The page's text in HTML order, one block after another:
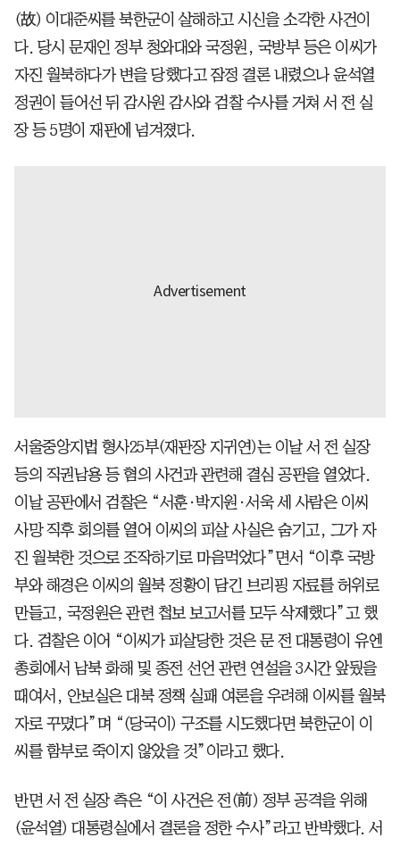
(故) 이대준씨를 북한군이 살해하고 시신을 소각한 사건이
다. 당시 문재인 정부 청와대와 국정원, 국방부 등은 이씨가
자진 월북하다가 변을 당했다고 잠정 결론 내렸으나 윤석열
정권이 들어선 뒤 감사원 감사와 검찰 수사를 거쳐 서 전 실
장 등 5명이 재판에 넘겨졌다.
서울중앙지법 형사25부(재판장 지귀연)는 이날 서 전 실장
등의 직권남용 등 혐의 사건과 관련해 결심 공판을 열었다.
이날 공판에서 검찰은 “서훈·박지원·서욱 세 사람은 이씨
사망 직후 회의를 열어 이씨의 피살 사실은 숨기고, 그가 자
진 월북한 것으로 조작하기로 마음먹었다”면서 “이후 국방
부와 해경은 이씨의 월북 정황이 담긴 브리핑 자료를 허위로
만들고, 국정원은 관련 첩보 보고서를 모두 삭제했다”고 했
다. 검찰은 이어 “이씨가 피살당한 것은 문 전 대통령이 유엔
총회에서 남북 화해 및 종전 선언 관련 연설을 3시간 앞뒀을
때여서, 안보실은 대북 정책 실패 여론을 우려해 이씨를 월북
자로 꾸몄다”며 “(당국이) 구조를 시도했다면 북한군이 이
씨를 함부로 죽이지 않았을 것”이라고 했다.
반면 서 전 실장 측은 “이 사건은 전(前) 정부 공격을 위해
(윤석열) 대통령실에서 결론을 정한 수사”라고 반박했다. 서